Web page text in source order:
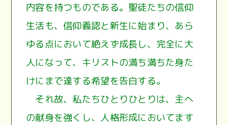
内容を持つものである。聖徒たちの信仰
生活も、信仰義認と新生に始まり、あら
ゆる点において絶えず成長し、完全に大
人になって、キリストの満ち満ちた身た
けにまで達する希望を告白する。
それ故、私たちひとりひとりは、主へ
の献身を強くし、人格形成においてます